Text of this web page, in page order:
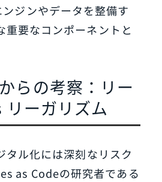
ジンやデータを整備す
重要なコンポーネントと
らの考察：リー
リーガリズム
タル化には深刻なリスク
as Codeの研究者である